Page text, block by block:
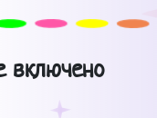
включено